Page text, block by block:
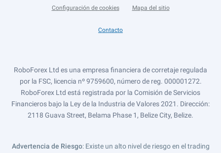
Configuración de cookies Mapa del sitio
Contacto
RoboForex Ltd es una empresa financiera de corretaje regulada
por la FSC, licencia nº 9759600, número de reg. 000001272.
RoboForex Ltd está registrada por la Comisión de Servicios
Financieros bajo la Ley de la Industria de Valores 2021. Dirección:
2118 Guava Street, Belama Phase 1, Belize City, Belize.
Advertencia de Riesgo: Existe un alto nivel de riesgo en el trading